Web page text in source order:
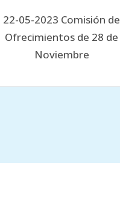
22-05-2023 Comisión de
Ofrecimientos de 28 de
Noviembre